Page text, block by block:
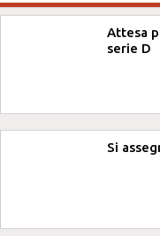
Attesa
serie D
Si